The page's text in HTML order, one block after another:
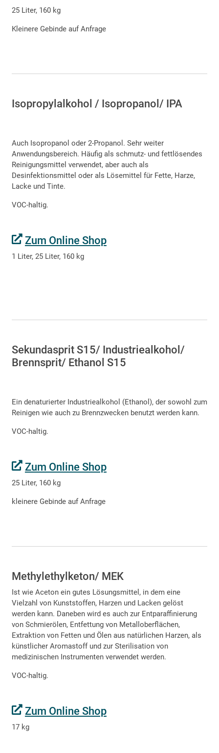
25 Liter, 160 kg
Kleinere Gebinde auf Anfrage
Isopropylalkohol / Isopropanol/ IPA
Auch Isopropanol oder 2-Propanol. Sehr weiter
Anwendungsbereich. Häufig als schmutz- und fettlösendes
Reinigungsmittel verwendet, aber auch als
Desinfektionsmittel oder als Lösemittel für Fette, Harze,
Lacke und Tinte.
VOC-haltig.
Zum Online Shop
1 Liter, 25 Liter, 160 kg
Sekundasprit S15/ Industriealkohol/
Brennsprit/ Ethanol S15
Ein denaturierter Industriealkohol (Ethanol), der sowohl zum
Reinigen wie auch zu Brennzwecken benutzt werden kann.
VOC-haltig.
Zum Online Shop
25 Liter, 160 kg
kleinere Gebinde auf Anfrage
Methylethylketon/ MEK
Ist wie Aceton ein gutes Lösungsmittel, in dem eine
Vielzahl von Kunststoffen, Harzen und Lacken gelöst
werden kann. Daneben wird es auch zur Entparaffinierung
von Schmierölen, Entfettung von Metalloberflächen,
Extraktion von Fetten und Ölen aus natürlichen Harzen, als
künstlicher Aromastoff und zur Sterilisation von
medizinischen Instrumenten verwendet werden.
VOC-haltig.
Zum Online Shop
17 kg